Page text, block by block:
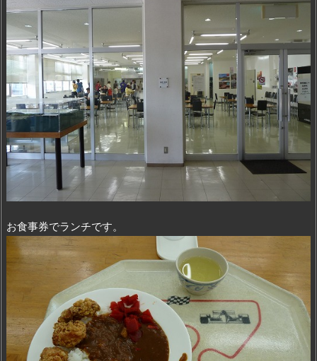
お食事券でランチです。